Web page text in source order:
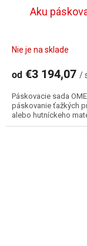
Aku
Nie je na sklade
od €3 194,07 /
Páskovacie sada
páskovanie ťažkých
alebo hutníckeho